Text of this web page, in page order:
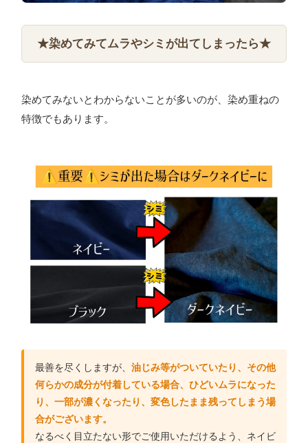
★染めてみてムラやシミが出てしまったら★
染めてみないとわからないことが多いのが、染め重ねの
特徴でもあります。
最善を尽くしますが、 油じみ等がついていたり、その他
何らかの成分が付着している場合、ひどいムラになった
り、一部が濃くなったり、変色したまま残ってしまう場
合がございます。
なるべく目立たない形でご使用いただけるよう、ネイビ